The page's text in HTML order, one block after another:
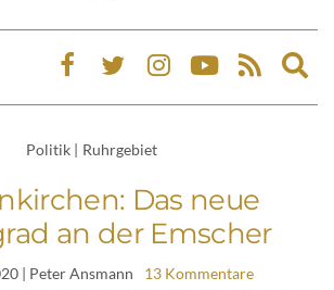
Politik | Ruhrgebiet
Das neue
an der Emscher
| Peter Ansmann 13 Kommentare